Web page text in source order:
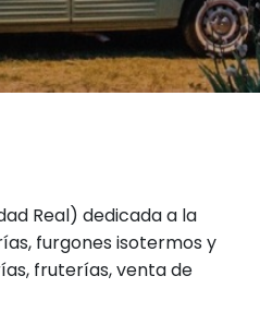
Real) dedicada a la
furgones isotermos y
fruterías, venta de